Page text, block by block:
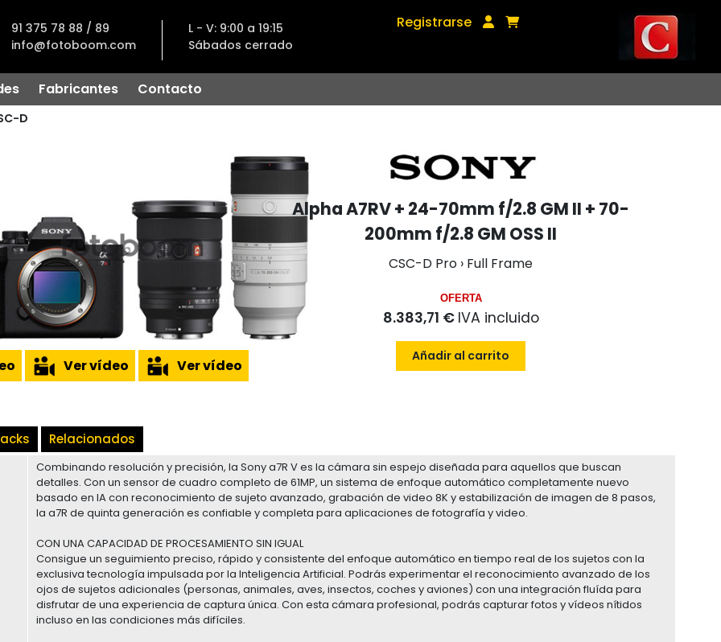
91 375 78 88 / 89
info@fotoboom.com
L - V: 9:00 a 19:15
Sábados cerrado
Registrarse
Fabricantes
Contacto
D
Ver vídeo Ver vídeo
Alpha A7RV + 24-70mm f/2.8 GM II + 70-
200mm f/2.8 GM OSS II
CSC-D Pro › Full Frame
OFERTA
8.383,71 € IVA incluido
Añadir al carrito
Relacionados
Combinando resolución y precisión, la Sony a7R V es la cámara sin espejo diseñada para aquellos que buscan
detalles. Con un sensor de cuadro completo de 61MP, un sistema de enfoque automático completamente nuevo
basado en IA con reconocimiento de sujeto avanzado, grabación de video 8K y estabilización de imagen de 8 pasos,
la a7R de quinta generación es confiable y completa para aplicaciones de fotografía y video.
CON UNA CAPACIDAD DE PROCESAMIENTO SIN IGUAL
Consigue un seguimiento preciso, rápido y consistente del enfoque automático en tiempo real de los sujetos con la
exclusiva tecnología impulsada por la Inteligencia Artificial. Podrás experimentar el reconocimiento avanzado de los
ojos de sujetos adicionales (personas, animales, aves, insectos, coches y aviones) con una integración fluída para
disfrutar de una experiencia de captura única. Con esta cámara profesional, podrás capturar fotos y vídeos nítidos
incluso en las condiciones más difíciles.